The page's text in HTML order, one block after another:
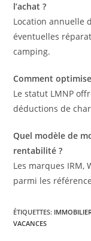
l’achat ?
Location annuelle
éventuelles
camping.
Comment
Le statut LMNP
déductions de
Quel modèle de
rentabilité ?
Les marques IRM,
parmi les
ÉTIQUETTES:
VACANCES